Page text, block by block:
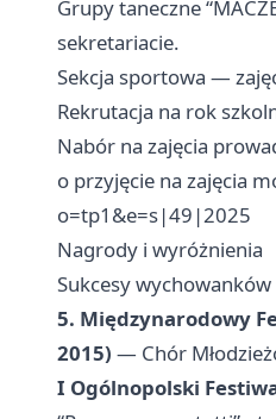
Grupy taneczne
sekretariacie.
Sekcja sportowa —
Rekrutacja na rok
Nabór na zajęcia
o przyjęcie na zajęcia
o=tp1&e=s|49|2025
Nagrody i wyróżnienia
Sukcesy
5. Międzynarodowy
2015) — Chór
I Ogólnopolski